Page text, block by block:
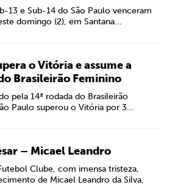
13 e Sub-14 do São Paulo venceram
domingo (2), em Santana...
o Vitória e assume a
Brasileirão Feminino
pela 14ª rodada do Brasileirão
Paulo superou o Vitória por 3...
– Micael Leandro
Clube, com imensa tristeza,
de Micael Leandro da Silva,